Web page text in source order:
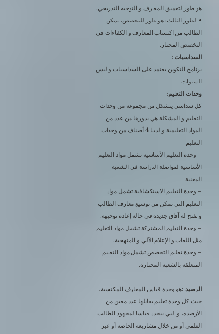
هو طور لتعميق المعارف و التوجيه التدريجي.
• الطور الثالث: هو طور للتخصص، يمكن
الطالب من اكتساب المعارف و الكفاءات في
التخصص المختار.
السداسيات :
برنامج التكوين يعتمد على السداسيات و ليس
السنوات.
وحدات التعليم:
كل سداسي يتشكل من مجموعة من وحدات
التعليم و المشكلة هي بدورها من عدد من
المواد التعليمية و لدينا 4 أصناف من وحدات
التعليم
– وحدة التعليم الأساسية تشمل مواد التعليم
الأساسية لمواصلة الدراسة في الشعبة
المعنية
– وحدة التعليم الاستكشافية تشمل مواد
التعليم التي تمكن من توسيع معارف الطالب
و تفتح له آفاق جديدة في حالة إعادة توجيهه.
– وحدة التعليم المشتركة تشمل مواد التعليم
مثل اللغات و الإعلام الآلي و المنهجية.
– وحدة تعليم التخصص تشمل مواد التعليم
المتعلقة بالشعبة المختارة.
الرصيد :هو وحدة قياس المعارف المكتسبة،
حيث كل وحدة تعليم يقابلها عدد معين من
الأرصدة، و التي تتحدد قياسا لمجهود الطالب
العلمي أو من خلال مشاريعه الخاصة أو عبر